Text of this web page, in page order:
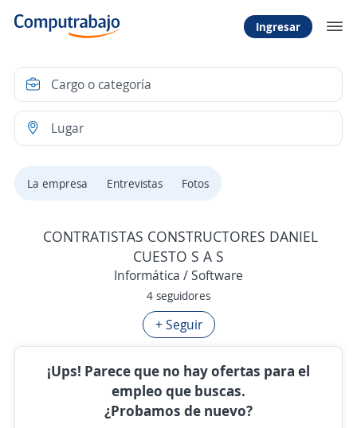
Ingresar
La empresa Entrevistas Fotos
CONTRATISTAS CONSTRUCTORES DANIEL
CUESTO S A S
Informática / Software
4 seguidores
+ Seguir
¡Ups! Parece que no hay ofertas para el
empleo que buscas.
¿Probamos de nuevo?